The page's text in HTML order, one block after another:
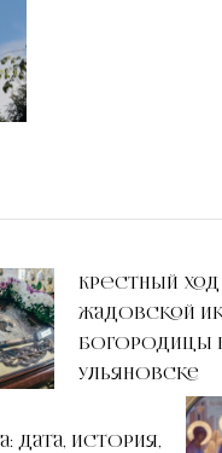
Крестный ход
Жадовской
Богородицы
Ульяновске
дата, история,